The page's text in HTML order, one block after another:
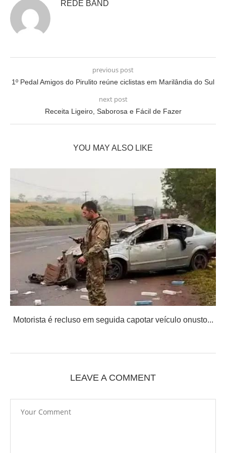
REDE BAND
previous post
1º Pedal Amigos do Pirulito reúne ciclistas em Marilândia do Sul
next post
Receita Ligeiro, Saborosa e Fácil de Fazer
YOU MAY ALSO LIKE
Motorista é recluso em seguida capotar veículo onusto...
LEAVE A COMMENT